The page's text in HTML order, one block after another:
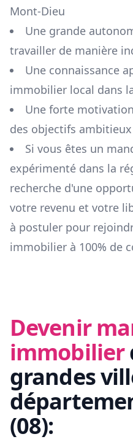
Mont-Dieu
Une grande
travailler de manière
Une connaissance
immobilier local dans
Une forte
des objectifs ambitieux
Si vous êtes un
expérimenté dans la
recherche d'une
votre revenu et votre
à postuler pour
immobilier à 100% de
Devenir
immobilier
grandes
(08):